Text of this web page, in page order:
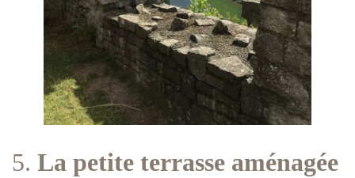
5. La petite terrasse aménagée